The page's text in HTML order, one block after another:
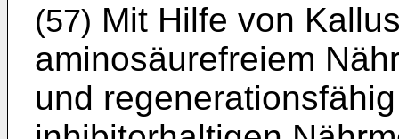
(57) Mit Hilfe von
aminosäurefreiem
und